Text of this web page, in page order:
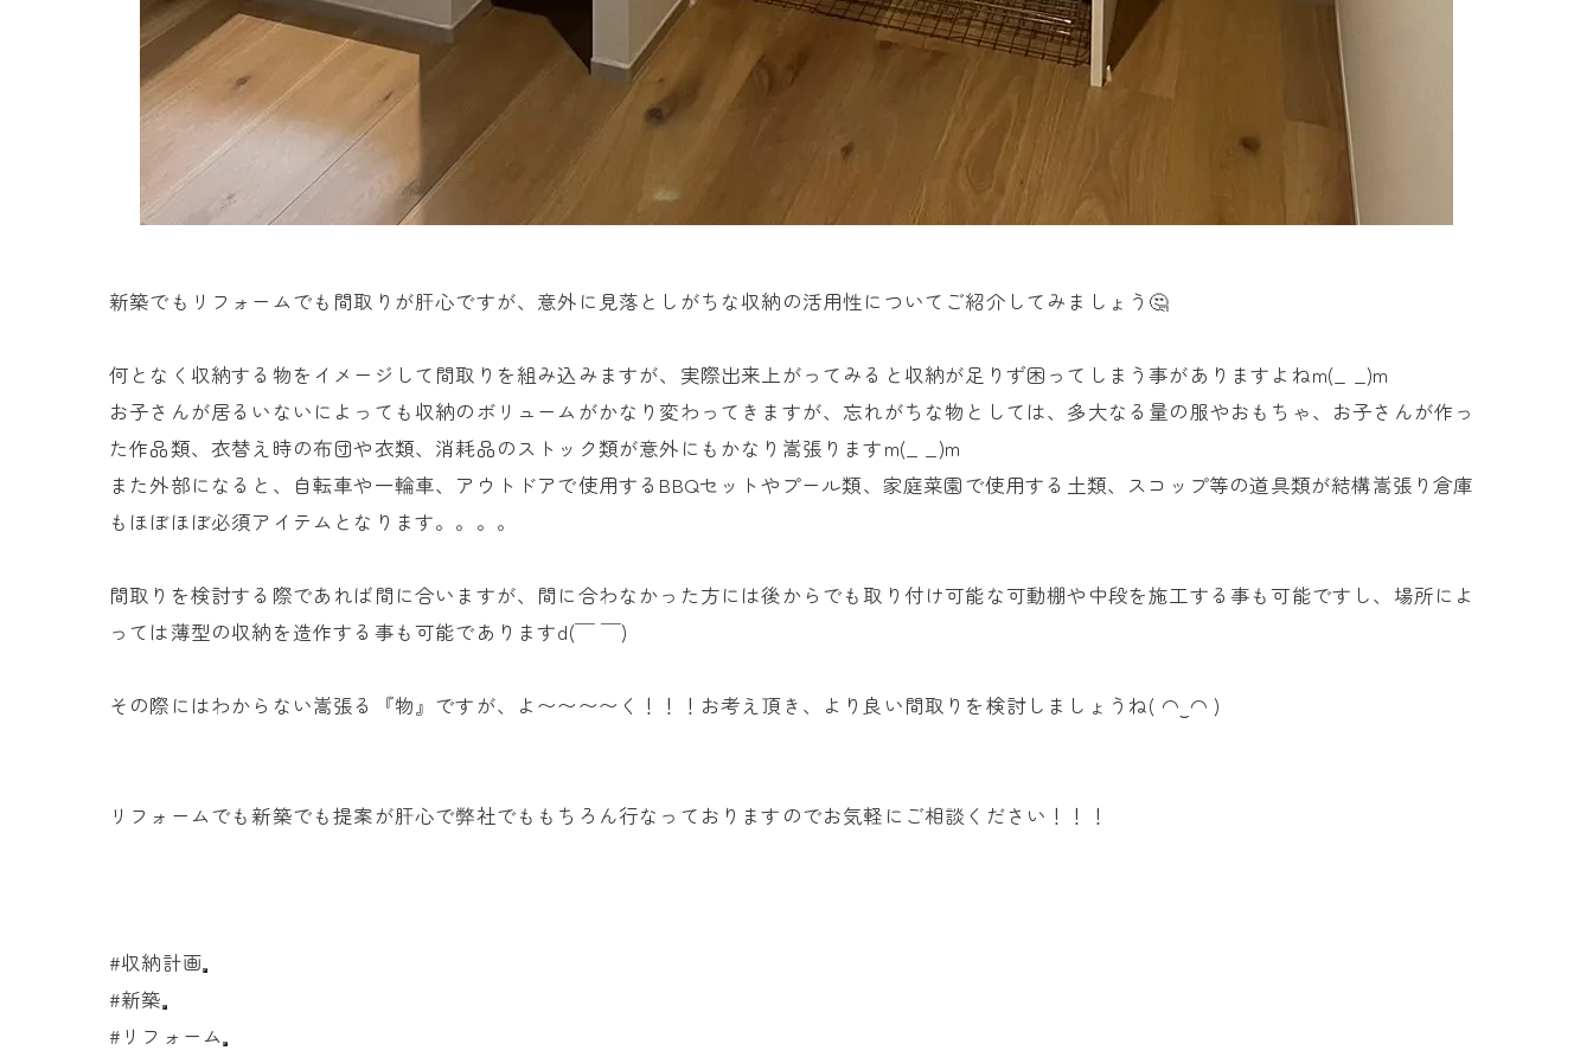
新築でもリフォームでも間取りが肝心ですが、意外に見落としがちな収納の活用性についてご紹介してみましょう🤔
何となく収納する物をイメージして間取りを組み込みますが、実際出来上がってみると収納が足りず困ってしまう事がありますよねm(_ _)m
お子さんが居るいないによっても収納のボリュームがかなり変わってきますが、忘れがちな物としては、多大なる量の服やおもちゃ、お子さんが作っ
た作品類、衣替え時の布団や衣類、消耗品のストック類が意外にもかなり嵩張りますm(_ _)m
また外部になると、自転車や一輪車、アウトドアで使用するBBQセットやプール類、家庭菜園で使用する土類、スコップ等の道具類が結構嵩張り倉庫
もほぼほぼ必須アイテムとなります。。。。
間取りを検討する際であれば間に合いますが、間に合わなかった方には後からでも取り付け可能な可動棚や中段を施工する事も可能ですし、場所によ
っては薄型の収納を造作する事も可能でありますd(￣ ￣)
その際にはわからない嵩張る『物』ですが、よ〜〜〜〜く！！！お考え頂き、より良い間取りを検討しましょうね( ◠‿◠ )
リフォームでも新築でも提案が肝心で弊社でももちろん行なっておりますのでお気軽にご相談ください！！！
#収納計画
#新築
#リフォーム